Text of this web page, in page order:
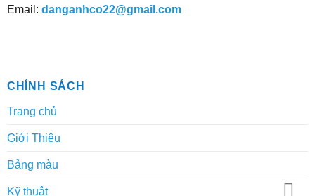
Email: danganhco22@gmail.com
CHÍNH SÁCH
Trang chủ
Giới Thiệu
Bảng màu
Kỹ thuật